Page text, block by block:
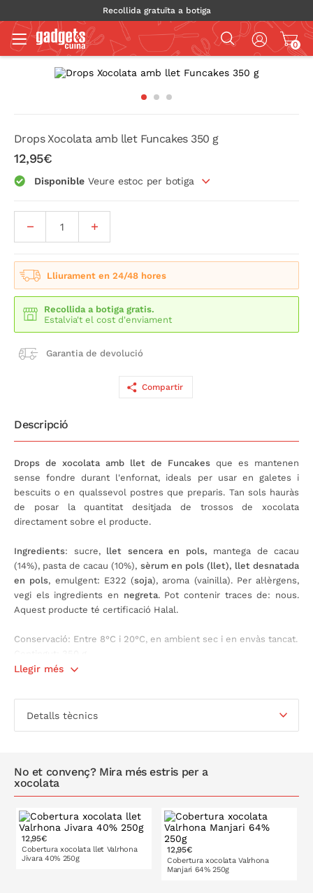
Recollida gratuïta a botiga
0
Drops Xocolata amb llet Funcakes 350 g
12,95€
Disponible Veure estoc per botiga
Lliurament en 24/48 hores
Recollida a botiga gratis.
Estalvia't el cost d'enviament
Garantia de devolució
Compartir
Descripció
Drops de xocolata amb llet de Funcakes que es mantenen
sense fondre durant l'enfornat, ideals per usar en galetes i
bescuits o en qualssevol postres que preparis. Tan sols hauràs
de posar la quantitat desitjada de trossos de xocolata
directament sobre el producte.
Ingredients: sucre,llet sencera en pols, mantega de cacau
(14%), pasta de cacau (10%), sèrum en pols (llet), llet desnatada
en pols, emulgent: E322 (soja), aroma (vainilla). Per al·lèrgens,
vegi els ingredients en negreta. Pot contenir traces de: nous.
Aquest producte té certificació Halal.
Conservació: Entre 8°C i 20°C, en ambient sec i en envàs tancat.
Llegir més
Detalls tècnics
No et convenç? Mira més estris per a
xocolata
12,95€
Cobertura xocolata llet Valrhona
Jivara 40% 250g
12,95€
Cobertura xocolata Valrhona
Manjari 64% 250g